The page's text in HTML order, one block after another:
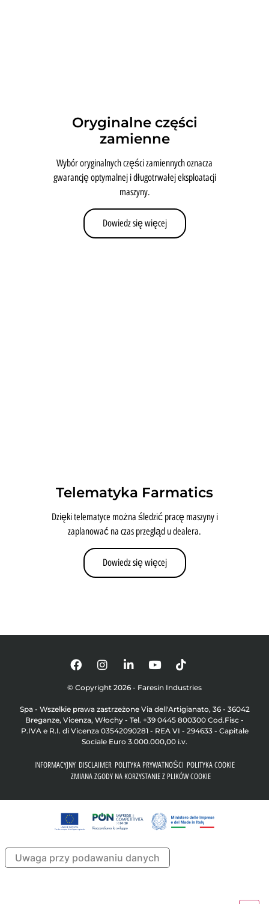
Oryginalne części
zamienne
Wybór oryginalnych części zamiennych oznacza
gwarancję optymalnej i długotrwałej eksploatacji
maszyny.
Dowiedz się więcej
Telematyka Farmatics
Dzięki telematyce można śledzić pracę maszyny i
zaplanować na czas przegląd u dealera.
Dowiedz się więcej
© Copyright 2026 - Faresin Industries
Spa - Wszelkie prawa zastrzeżone Via dell'Artigianato, 36 - 36042
Breganze, Vicenza, Włochy - Tel. +39 0445 800300 Cod.Fisc -
P.IVA e R.I. di Vicenza 03542090281 - REA VI - 294633 - Capitale
Sociale Euro 3.000.000,00 i.v.
INFORMACYJNY DISCLAIMER POLITYKA PRYWATNOŚCI POLITYKA COOKIE
ZMIANA ZGODY NA KORZYSTANIE Z PLIKÓW COOKIE
Uwaga przy podawaniu danych